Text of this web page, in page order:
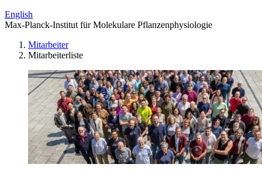
English
Max-Planck-Institut für Molekulare Pflanzenphysiologie
Mitarbeiter
Mitarbeiterliste